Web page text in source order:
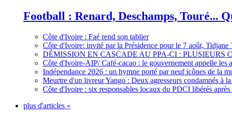
Football : Renard, Deschamps, Touré...
Côte d'Ivoire : Faé rend son tablier
Côte d'Ivoire: invité par la Présidence pour le 7 août,
DÉMISSION EN CASCADE AU PPA-CI :
Côte d'Ivoire-AIP/ Café-cacao : le gouvernement appelle les
Indépendance 2026 : un hymne porté par neuf icônes de la
Meurtre d'un livreur Yango : Deux agresseurs condamnés à
Côte d'Ivoire : six responsables locaux du PDCI libérés
plus d'articles »